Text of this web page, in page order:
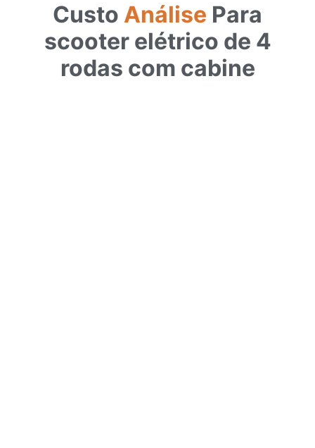
Custo Análise Para
scooter elétrico de 4
rodas com cabine